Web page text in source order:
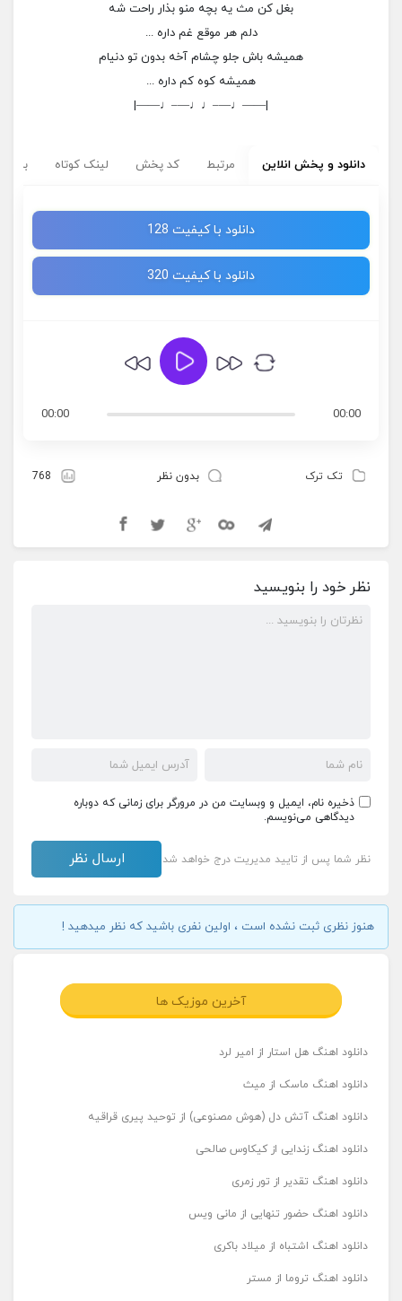
بغل کن مث یه بچه منو بذار راحت شه
دلم هر موقع غم داره ...
همیشه باش جلو چشام آخه بدون تو دنیام
همیشه کوه کم داره ...
|——♩—–♩♩—–♩——|
دانلود و پخش انلاین مرتبط کد پخش لینک کوتاه
دانلود با کیفیت 128
دانلود با کیفیت 320
00:00
00:00
تک ترک بدون نظر 768
نظر خود را بنویسید
ذخیره نام، ایمیل و وبسایت من در مرورگر برای زمانی که دوباره
دیدگاهی می‌نویسم.
نظر شما پس از تایید مدیریت درج خواهد شد
هنوز نظری ثبت نشده است ، اولین نفری باشید که نظر میدهید !
آخرین موزیک ها
دانلود اهنگ هل استار از امیر لرد
دانلود اهنگ ماسک از میث
دانلود اهنگ آتش دل (هوش مصنوعی) از توحید پیری قراقیه
دانلود اهنگ زندایی از کیکاوس صالحی
دانلود اهنگ تقدیر از تور زمری
دانلود اهنگ حضور تنهایی از مانی ویس
دانلود اهنگ اشتباه از میلاد باکری
دانلود اهنگ تروما از مستر